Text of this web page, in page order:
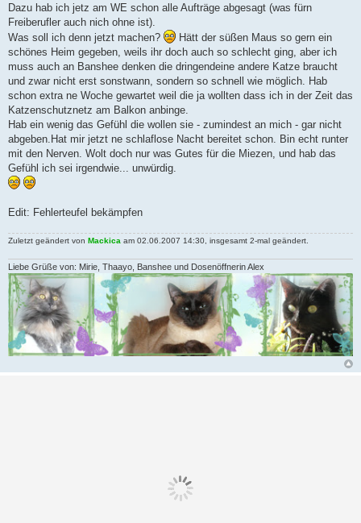
Dazu hab ich jetz am WE schon alle Aufträge abgesagt (was fürn
Freiberufler auch nich ohne ist).
Was soll ich denn jetzt machen?
Hätt der süßen Maus so gern ein
schönes Heim gegeben, weils ihr doch auch so schlecht ging, aber ich
muss auch an Banshee denken die dringendeine andere Katze braucht
und zwar nicht erst sonstwann, sondern so schnell wie möglich. Hab
schon extra ne Woche gewartet weil die ja wollten dass ich in der Zeit das
Katzenschutznetz am Balkon anbinge.
Hab ein wenig das Gefühl die wollen sie - zumindest an mich - gar nicht
abgeben.Hat mir jetzt ne schlaflose Nacht bereitet schon. Bin echt runter
mit den Nerven. Wolt doch nur was Gutes für die Miezen, und hab das
Gefühl ich sei irgendwie... unwürdig.
Edit: Fehlerteufel bekämpfen
Zuletzt geändert von Mackica am 02.06.2007 14:30, insgesamt 2-mal geändert.
Liebe Grüße von: Mirie, Thaayo, Banshee und Dosenöffnerin Alex